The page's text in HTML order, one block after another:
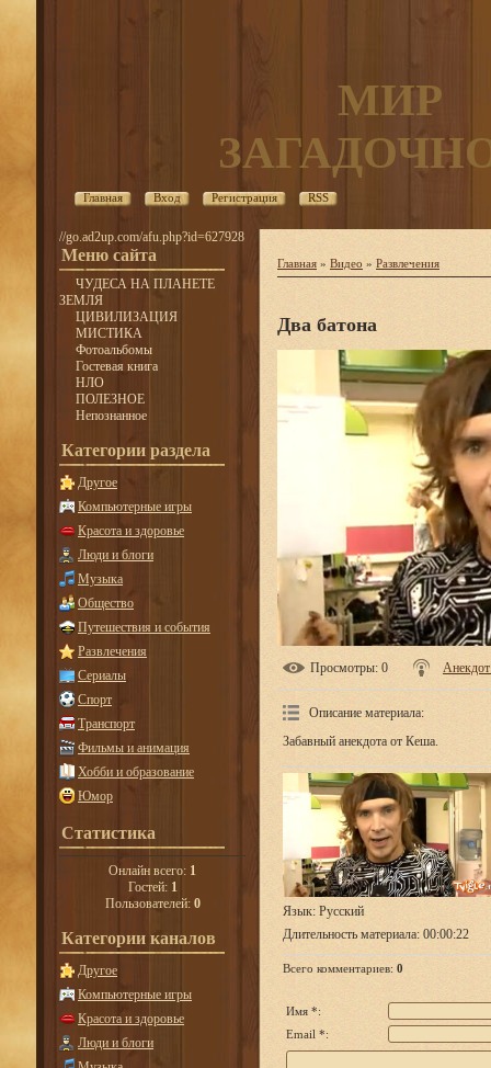
МИР
Главная Вход Регистрация RSS
//go.ad2up.com/afu.php?id=627928
Меню сайта
ЧУДЕСА НА ПЛАНЕТЕ
ЗЕМЛЯ
ЦИВИЛИЗАЦИЯ
МИСТИКА
Фотоальбомы
Гостевая книга
НЛО
ПОЛЕЗНОЕ
Непознанное
Категории раздела
Другое
Компьютерные игры
Красота и здоровье
Люди и блоги
Музыка
Общество
Путешествия и события
Развлечения
Сериалы
Спорт
Транспорт
Фильмы и анимация
Хобби и образование
Юмор
Статистика
Онлайн всего: 1
Гостей: 1
Пользователей: 0
Категории каналов
Другое
Компьютерные игры
Красота и здоровье
Люди и блоги
Главная » Видео » Развлечения
Два батона
Просмотры: 0
Описание материала:
Забавный анекдота от Кеша.
Язык: Русский
Длительность материала: 00:00:22
Всего комментариев: 0
Имя *:
Email *: